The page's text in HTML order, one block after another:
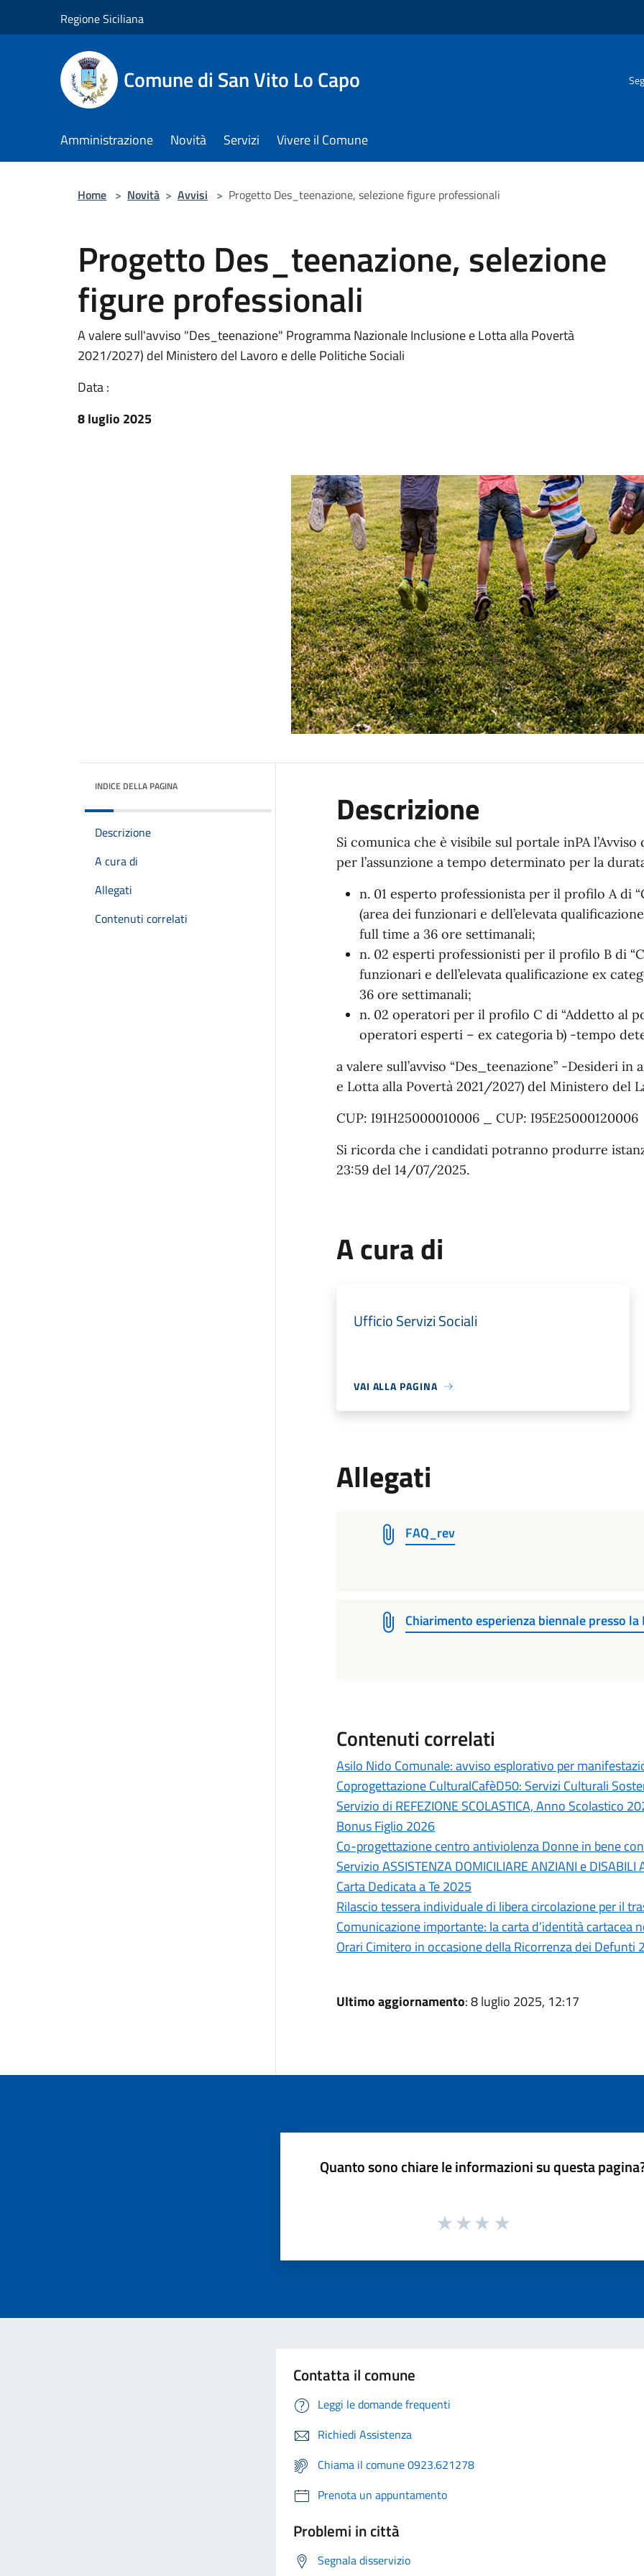
Regione Siciliana
Comune di San Vito Lo Capo
Amministrazione Novità Servizi Vivere il Comune
Home > Novità > Avvisi > Progetto Des_teenazione, selezione figure professionali
Progetto Des_teenazione, selezione
figure professionali
A valere sull'avviso "Des_teenazione" Programma Nazionale Inclusione e Lotta alla Povertà
2021/2027) del Ministero del Lavoro e delle Politiche Sociali
Data :
8 luglio 2025
INDICE DELLA PAGINA
Descrizione
A cura di
Allegati
Contenuti correlati
Descrizione
Si comunica che è visibile sul portale inPA
per l’assunzione a tempo determinato per la
n. 01 esperto professionista per il profilo A di
(area dei funzionari e dell’elevata
full time a 36 ore settimanali;
n. 02 esperti professionisti per il profilo B di
funzionari e dell’elevata qualificazione ex
36 ore settimanali;
n. 02 operatori per il profilo C di “Addetto al
operatori esperti – ex categoria b) -tempo
a valere sull’avviso “Des_teenazione” -Desideri
e Lotta alla Povertà 2021/2027) del Ministero del
CUP: I91H25000010006 _ CUP: I95E25000120006
Si ricorda che i candidati potranno produrre
23:59 del 14/07/2025.
A cura di
Ufficio Servizi Sociali
VAI ALLA PAGINA
Allegati
FAQ_rev
Chiarimento esperienza biennale presso
Contenuti correlati
Asilo Nido Comunale: avviso esplorativo per
Coprogettazione CulturalCafèD50: Servizi Culturali
Servizio di REFEZIONE SCOLASTICA, Anno Scolastico
Bonus Figlio 2026
Co-progettazione centro antiviolenza Donne in bene
Servizio ASSISTENZA DOMICILIARE ANZIANI e
Carta Dedicata a Te 2025
Rilascio tessera individuale di libera circolazione per il
Comunicazione importante: la carta d’identità cartacea
Orari Cimitero in occasione della Ricorrenza dei Defunti
Ultimo aggiornamento: 8 luglio 2025, 12:17
Quanto sono chiare le informazioni su questa
Contatta il comune
Leggi le domande frequenti
Richiedi Assistenza
Chiama il comune 0923.621278
Prenota un appuntamento
Problemi in città
Segnala disservizio